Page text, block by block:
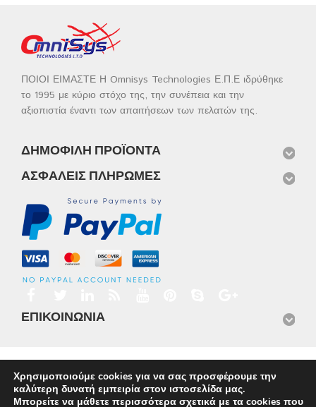
ΠΟΙΟΙ ΕΙΜΑΣΤΕ Η Omnisys Technologies Ε.Π.Ε ιδρύθηκε
το 1995 με κύριο στόχο της, την συνέπεια και την
αξιοπιστία έναντι των απαιτήσεων των πελατών της.
ΔΗΜΟΦΙΛΉ ΠΡΟΪΌΝΤΑ
ΑΣΦΑΛΕΊΣ ΠΛΗΡΩΜΈΣ
ΕΠΙΚΟΙΝΩΝΊΑ
Προϊόντα
Φωτογραφίες
Service
Εταιρικό Προφίλ
Επικοινωνία
© 2026Omnisys
Χρησιμοποιούμε cookies για να σας προσφέρουμε την
καλύτερη δυνατή εμπειρία στον ιστοσελίδα μας.
Μπορείτε να μάθετε περισσότερα σχετικά με τα cookies που